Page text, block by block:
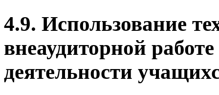
4.9. Использование
внеаудиторной
деятельности